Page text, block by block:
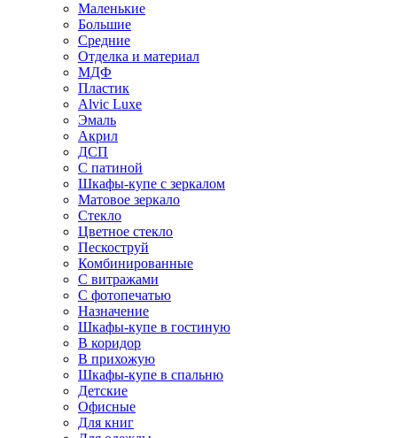
Маленькие
Большие
Средние
Отделка и материал
МДФ
Пластик
Alvic Luxe
Эмаль
Акрил
ДСП
С патиной
Шкафы-купе с зеркалом
Матовое зеркало
Стекло
Цветное стекло
Пескоструй
Комбинированные
С витражами
С фотопечатью
Назначение
Шкафы-купе в гостиную
В коридор
В прихожую
Шкафы-купе в спальню
Детские
Офисные
Для книг